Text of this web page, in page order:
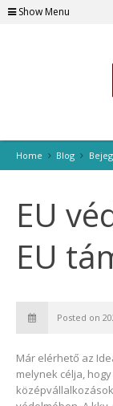
Show Menu
Home Blog
EU
EU
Posted on
Már elérhető az
melynek célja,